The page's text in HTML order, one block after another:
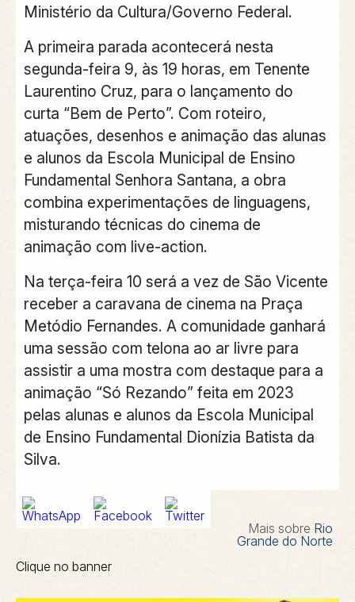
Ministério da Cultura/Governo Federal.
A primeira parada acontecerá nesta
segunda-feira 9, às 19 horas, em Tenente
Laurentino Cruz, para o lançamento do
curta “Bem de Perto”. Com roteiro,
atuações, desenhos e animação das alunas
e alunos da Escola Municipal de Ensino
Fundamental Senhora Santana, a obra
combina experimentações de linguagens,
misturando técnicas do cinema de
animação com live-action.
Na terça-feira 10 será a vez de São Vicente
receber a caravana de cinema na Praça
Metódio Fernandes. A comunidade ganhará
uma sessão com telona ao ar livre para
assistir a uma mostra com destaque para a
animação “Só Rezando” feita em 2023
pelas alunas e alunos da Escola Municipal
de Ensino Fundamental Dionízia Batista da
Silva.
Mais sobre Rio
Grande do Norte
Clique no banner